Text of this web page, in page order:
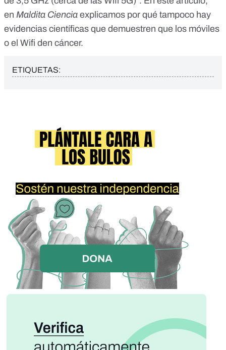
en Maldita Ciencia explicamos por qué tampoco hay
evidencias científicas que demuestren que los móviles
o el Wifi den cáncer.
ETIQUETAS: